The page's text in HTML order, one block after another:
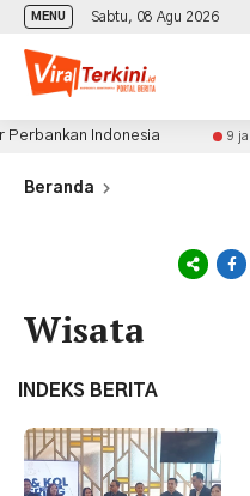
MENU Sabtu, 08 Agu 2026
Indonesia 9 jam lalu
Beranda
Wisata
INDEKS BERITA